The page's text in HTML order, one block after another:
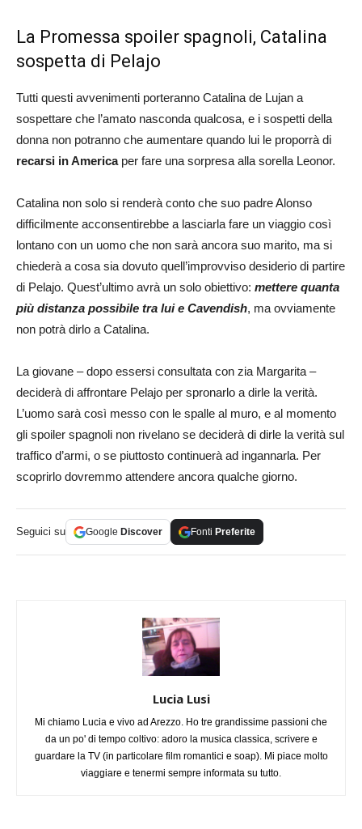
La Promessa spoiler spagnoli, Catalina
sospetta di Pelajo
Tutti questi avvenimenti porteranno Catalina de Lujan a
sospettare che l’amato nasconda qualcosa, e i sospetti della
donna non potranno che aumentare quando lui le proporrà di
recarsi in Americaper fare una sorpresa alla sorella Leonor.
Catalina non solo si renderà conto che suo padre Alonso
difficilmente acconsentirebbe a lasciarla fare un viaggio così
lontano con un uomo che non sarà ancora suo marito, ma si
chiederà a cosa sia dovuto quell’improvviso desiderio di partire
di Pelajo. Quest’ultimo avrà un solo obiettivo: mettere quanta
più distanza possibile tra lui e Cavendish, ma ovviamente
non potrà dirlo a Catalina.
La giovane – dopo essersi consultata con zia Margarita –
deciderà di affrontare Pelajo per spronarlo a dirle la verità.
L’uomo sarà così messo con le spalle al muro, e al momento
gli spoiler spagnoli non rivelano se deciderà di dirle la verità sul
traffico d’armi, o se piuttosto continuerà ad ingannarla. Per
scoprirlo dovremmo attendere ancora qualche giorno.
Seguici su Google Discover Fonti Preferite
Lucia Lusi
Mi chiamo Lucia e vivo ad Arezzo. Ho tre grandissime passioni che
da un po' di tempo coltivo: adoro la musica classica, scrivere e
guardare la TV (in particolare film romantici e soap). Mi piace molto
viaggiare e tenermi sempre informata su tutto.